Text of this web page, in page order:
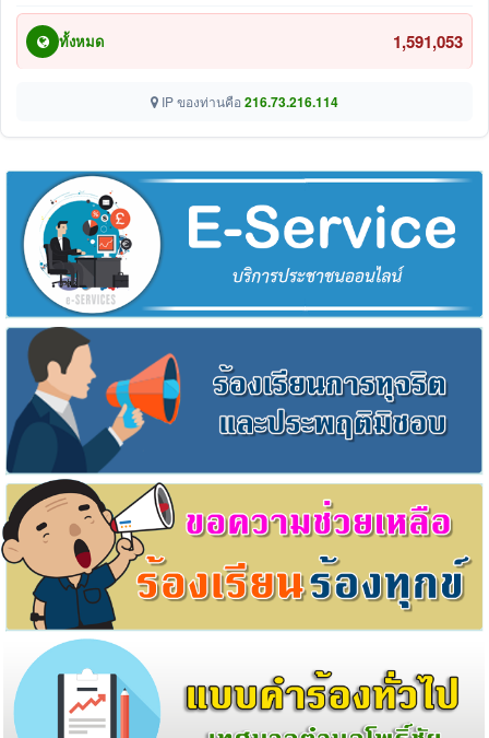
ทั้งหมด 1,591,053
IP ของท่านคือ 216.73.216.114